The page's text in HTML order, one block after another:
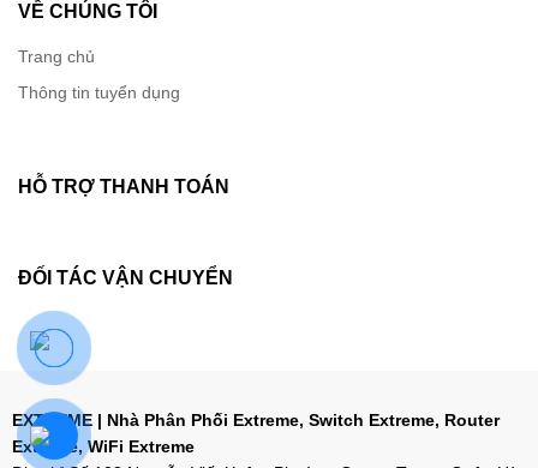
Cùng với hệ thống quản lý, đám mây hoặc tại chỗ,
AP360 cung cấp một bộ dữ liệu rất phong phú được
VỀ CHÚNG TÔI
Trang chủ
Thông tin tuyển dụng
HỖ TRỢ THANH TOÁN
ĐỐI TÁC VẬN CHUYỂN
EXTREME | Nhà Phân Phối Extreme, Switch Extreme, Router
Extreme, WiFi Extreme